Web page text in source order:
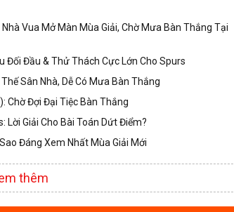
Vua Mở Màn Mùa Giải, Chờ Mưa Bàn Thắng Tại
Đối Đầu & Thử Thách Cực Lớn Cho Spurs
Sân Nhà, Dễ Có Mưa Bàn Thắng
Chờ Đợi Đại Tiệc Bàn Thắng
Lời Giải Cho Bài Toán Dứt Điểm?
Đáng Xem Nhất Mùa Giải Mới
thêm